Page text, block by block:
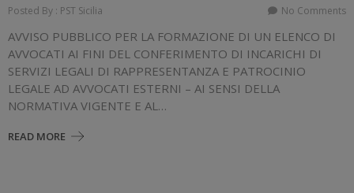
Posted By : PST Sicilia No Comments
AVVISO PUBBLICO PER LA FORMAZIONE DI UN ELENCO DI
AVVOCATI AI FINI DEL CONFERIMENTO DI INCARICHI DI
SERVIZI LEGALI DI RAPPRESENTANZA E PATROCINIO
LEGALE AD AVVOCATI ESTERNI – AI SENSI DELLA
NORMATIVA VIGENTE E AL…
READ MORE